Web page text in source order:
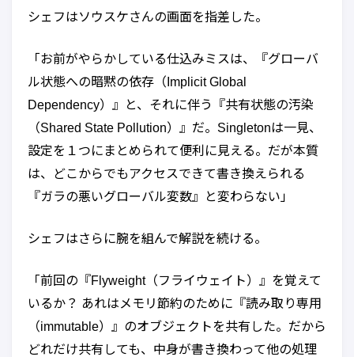
シェフはソウスケさんの画面を指差した。
「お前がやらかしている仕込みミスは、『グローバ
ル状態への暗黙の依存（Implicit Global
Dependency）』と、それに伴う『共有状態の汚染
（Shared State Pollution）』だ。Singletonは一見、
設定を１つにまとめられて便利に見える。だが本質
は、どこからでもアクセスできて書き換えられる
『ガラの悪いグローバル変数』と変わらない」
シェフはさらに腕を組んで解説を続ける。
「前回の『Flyweight（フライウェイト）』を覚えて
いるか？ あれはメモリ節約のために『読み取り専用
（immutable）』のオブジェクトを共有した。だから
どれだけ共有しても、中身が書き換わって他の処理